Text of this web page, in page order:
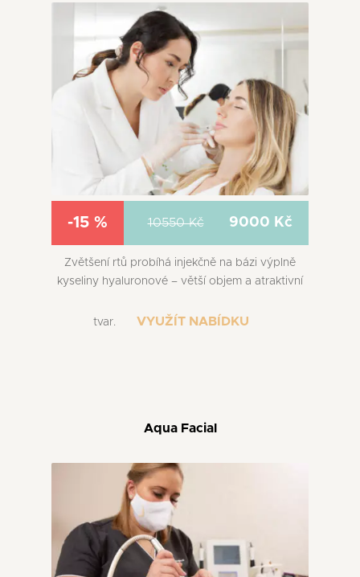
-15 % 10550 Kč 9000 Kč
Zvětšení rtů probíhá injekčně na bázi výplně
kyseliny hyaluronové – větší objem a atraktivní
tvar. VYUŽÍT NABÍDKU
Aqua Facial